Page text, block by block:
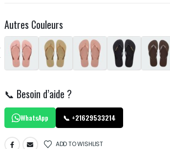
Autres Couleurs
📞 Besoin d’aide ?
WhatsApp 📞 +21629533214
ADD TO WISHLIST